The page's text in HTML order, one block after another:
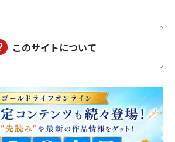
の先生が俺の元にやってきた。「南…
このサイトについて